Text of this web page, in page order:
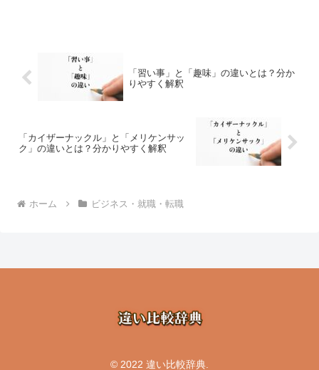
「習い事」と「趣味」の違いとは？分か
りやすく解釈
「カイザーナックル」と「メリケンサッ
ク」の違いとは？分かりやすく解釈
ホーム ビジネス・就職・転職
© 2022 違い比較辞典.